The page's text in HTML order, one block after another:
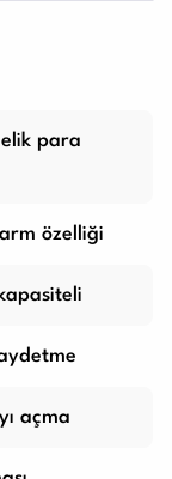
para
özelliği
açma